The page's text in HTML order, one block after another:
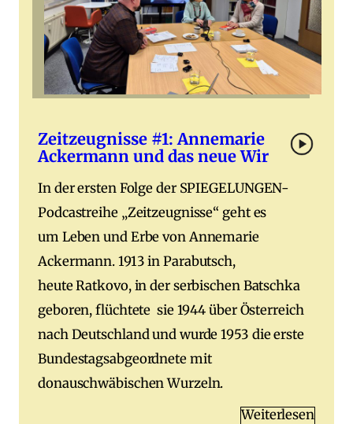
Zeitzeugnisse #1: Annemarie
Ackermann und das neue Wir
In der ersten Folge der SPIEGELUNGEN-
Podcastreihe „Zeitzeugnisse“ geht es
um Leben und Erbe von Annemarie
Ackermann. 1913 in Parabutsch,
heute Ratkovo, in der serbischen Batschka
geboren, flüchtete sie 1944 über Österreich
nach Deutschland und wurde 1953 die erste
Bundestagsabgeordnete mit
donauschwäbischen Wurzeln.
Weiterlesen